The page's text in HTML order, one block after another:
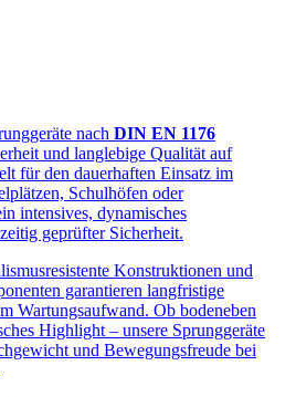
nach DIN EN 1176
und langlebige Qualität auf
für den dauerhaften Einsatz im
Schulhöfen oder
intensives, dynamisches
geprüfter Sicherheit.
Konstruktionen und
garantieren langfristige
Wartungsaufwand. Ob bodeneben
Highlight – unsere Sprunggeräte
und Bewegungsfreude bei